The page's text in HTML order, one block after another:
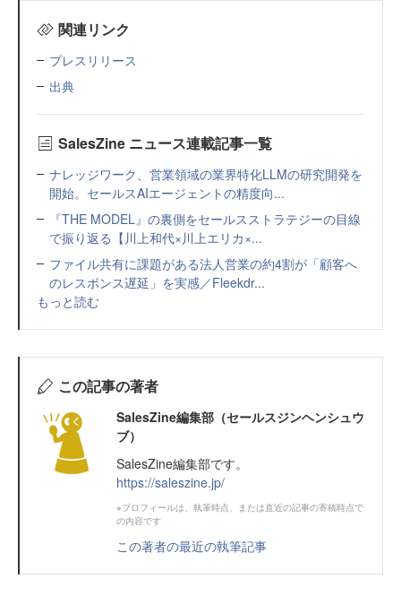
関連リンク
プレスリリース
出典
SalesZine ニュース連載記事一覧
ナレッジワーク、営業領域の業界特化LLMの研究開発を
開始。セールスAIエージェントの精度向...
『THE MODEL』の裏側をセールスストラテジーの目線
で振り返る【川上和代×川上エリカ×...
ファイル共有に課題がある法人営業の約4割が「顧客へ
のレスポンス遅延」を実感／Fleekdr...
もっと読む
この記事の著者
SalesZine編集部（セールスジンヘンシュウ
ブ）
SalesZine編集部です。
https://saleszine.jp/
※プロフィールは、執筆時点、または直近の記事の寄稿時点で
の内容です
この著者の最近の執筆記事